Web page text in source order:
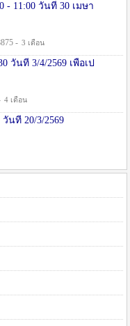
- 11:00 วันที่ 30 เมษา
- 3 เดือน
วันที่ 3/4/2569 เพื่อเป
4 เดือน
วันที่ 20/3/2569